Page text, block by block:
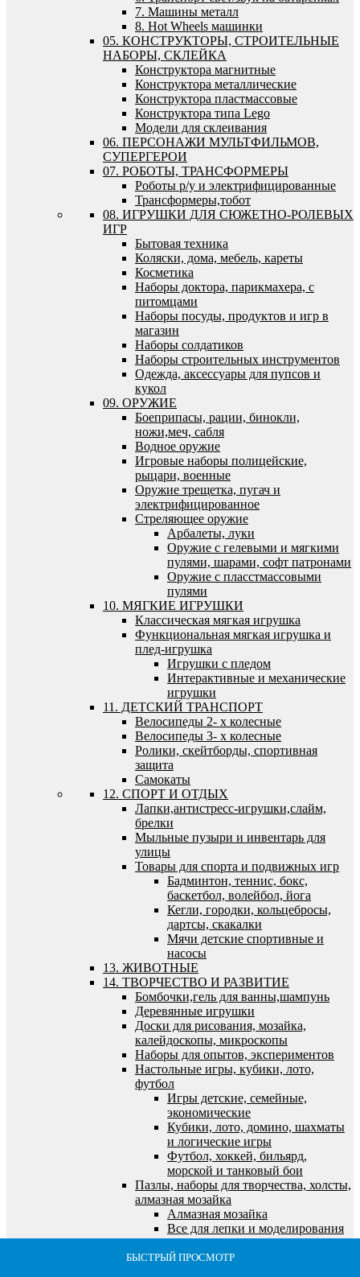
БЫСТРЫЙ ПРОСМОТР
БЫСТРЫЙ ПРОСМОТР
БЫСТРЫЙ ПРОСМОТР
БЫСТРЫЙ ПРОСМОТР
БЫСТРЫЙ ПРОСМОТР
7. Машины металл
8. Hot Wheels машинки
05. КОНСТРУКТОРЫ, СТРОИТЕЛЬНЫЕ
НАБОРЫ, СКЛЕЙКА
Конструктора магнитные
Конструктора металлические
Конструктора пластмассовые
Конструктора типа Lego
Модели для склеивания
06. ПЕРСОНАЖИ МУЛЬТФИЛЬМОВ,
СУПЕРГЕРОИ
07. РОБОТЫ, ТРАНСФОРМЕРЫ
Роботы р/у и электрифицированные
Трансформеры,тобот
08. ИГРУШКИ ДЛЯ СЮЖЕТНО-РОЛЕВЫХ
ИГР
Бытовая техника
Коляски, дома, мебель, кареты
Косметика
Наборы доктора, парикмахера, с
питомцами
Наборы посуды, продуктов и игр в
магазин
Наборы солдатиков
Наборы строительных инструментов
Одежда, аксессуары для пупсов и
кукол
09. ОРУЖИЕ
Боеприпасы, рации, бинокли,
ножи,меч, сабля
Водное оружие
Игровые наборы полицейские,
рыцари, военные
Оружие трещетка, пугач и
электрифицированное
Стреляющее оружие
Арбалеты, луки
Оружие с гелевыми и мягкими
пулями, шарами, софт патронами
Оружие с пласстмассовыми
пулями
10. МЯГКИЕ ИГРУШКИ
Классическая мягкая игрушка
Функциональная мягкая игрушка и
плед-игрушка
Игрушки с пледом
Интерактивные и механические
игрушки
11. ДЕТСКИЙ ТРАНСПОРТ
Велосипеды 2- х колесные
Велосипеды 3- х колесные
Ролики, скейтборды, спортивная
защита
Самокаты
12. СПОРТ И ОТДЫХ
Лапки,антистресс-игрушки,слайм,
брелки
Мыльные пузыри и инвентарь для
улицы
Товары для спорта и подвижных игр
Бадминтон, теннис, бокс,
баскетбол, волейбол, йога
Кегли, городки, кольцебросы,
дартсы, скакалки
Мячи детские спортивные и
насосы
13. ЖИВОТНЫЕ
14. ТВОРЧЕСТВО И РАЗВИТИЕ
Бомбочки,гель для ванны,шампунь
Деревянные игрушки
Доски для рисования, мозайка,
калейдоскопы, микроскопы
Наборы для опытов, экспериментов
Настольные игры, кубики, лото,
футбол
Игры детские, семейные,
экономические
Кубики, лото, домино, шахматы
и логические игры
Футбол, хоккей, бильярд,
морской и танковый бои
Пазлы, наборы для творчества, холсты,
алмазная мозайка
Алмазная мозайка
Все для лепки и моделирования
Все для рисования и росписи
Выжигание по дереву